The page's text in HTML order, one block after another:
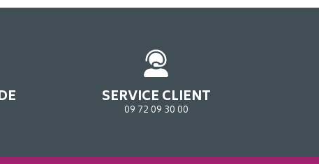
SERVICE CLIENT
09 72 09 30 00